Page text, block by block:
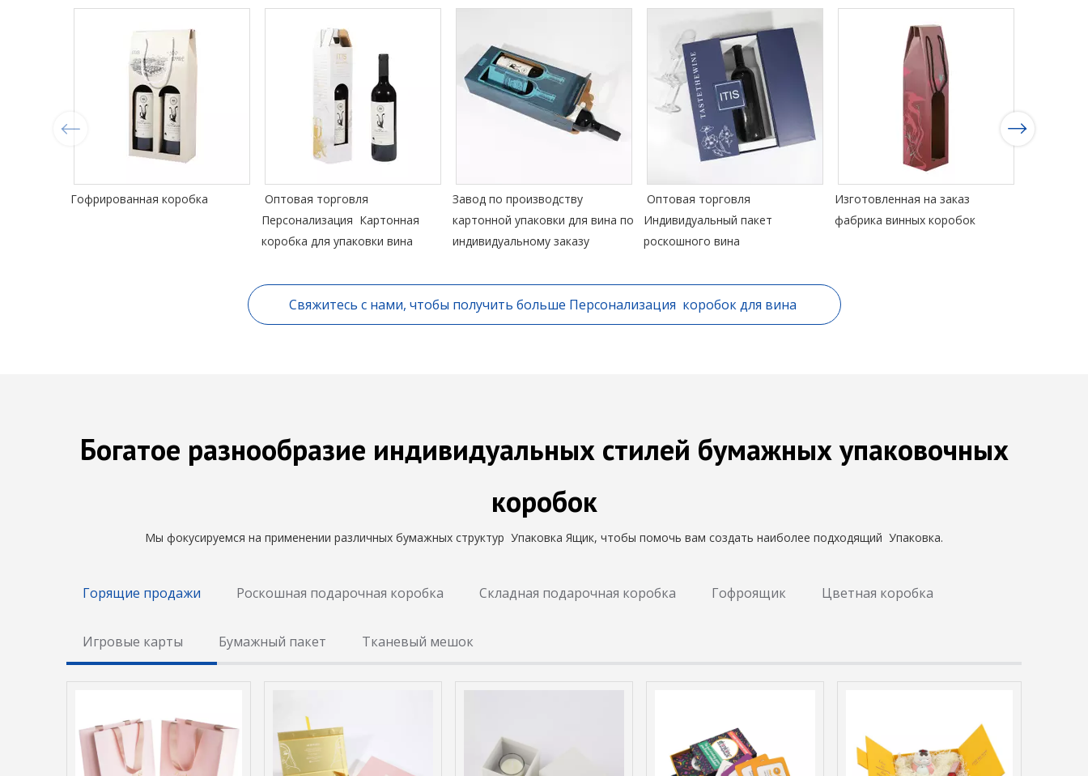
Гофрированная коробка
Оптовая торговля
Персонализация Картонная
коробка для упаковки вина
Завод по производству
картонной упаковки для вина по
индивидуальному заказу
Оптовая торговля
Индивидуальный пакет
роскошного вина
Изготовленная на заказ
фабрика винных коробок
Свяжитесь с нами, чтобы получить больше Персонализация коробок для вина
Богатое разнообразие индивидуальных стилей бумажных упаковочных
коробок
Мы фокусируемся на применении различных бумажных структур Упаковка Ящик, чтобы помочь вам создать наиболее подходящий Упаковка.
Горящие продажи Роскошная подарочная коробка Складная подарочная коробка Гофроящик Цветная коробка
Игровые карты Бумажный пакет Тканевый мешок